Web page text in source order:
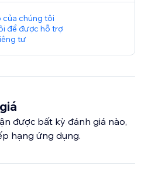
a simple setup process,
của chúng tôi
để được hỗ trợ
tư
được bất kỳ đánh giá nào,
hạng ứng dụng.